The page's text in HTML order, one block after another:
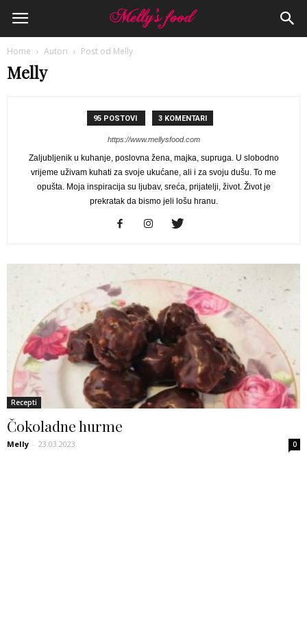
Home Autori Post od Melly
Melly
95 POSTOVI 3 KOMENTARI
https://www.mellysfood.com
Zaljubljenik u kuhanje, poslovna žena, majka, supruga. U slobodno
vrijeme uživam kuhati za svoje ukućane, ali i za svoju dušu. To me
opušta. Moja inspiracija su ljubav, sreća, prijatelji, život. Život je
prekratak da bismo jeli lošu hranu.
Recepti
Čokoladne hurme
Melly - 23.03.2023. 0